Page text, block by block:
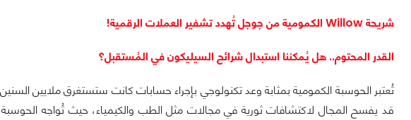
شريحة Willow الكمومية من جوجل تُهدد تشفير العملات الرقمية!
القدر المحتوم.. هل يُمكننا استبدال شرائح السيليكون في المُستقبل؟
تُعتبر الحوسبة الكمومية بمثابة وعد تكنولوجي بإجراء حسابات كانت ستستغرق ملايين السنين
قد يفسح المجال لاكتشافات ثورية في مجالات مثل الطب والكيمياء، حيث تُواجه الحوسبة